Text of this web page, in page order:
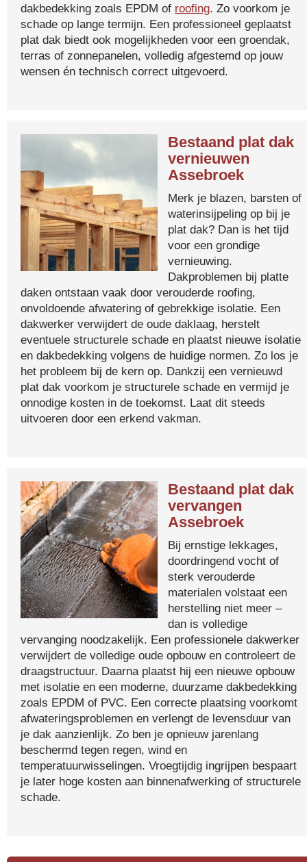
dakbedekking zoals EPDM of roofing. Zo voorkom je
schade op lange termijn. Een professioneel geplaatst
plat dak biedt ook mogelijkheden voor een groendak,
terras of zonnepanelen, volledig afgestemd op jouw
wensen én technisch correct uitgevoerd.
Bestaand plat dak
vernieuwen
Assebroek
Merk je blazen, barsten of
waterinsijpeling op bij je
plat dak? Dan is het tijd
voor een grondige
vernieuwing.
Dakproblemen bij platte
daken ontstaan vaak door verouderde roofing,
onvoldoende afwatering of gebrekkige isolatie. Een
dakwerker verwijdert de oude daklaag, herstelt
eventuele structurele schade en plaatst nieuwe isolatie
en dakbedekking volgens de huidige normen. Zo los je
het probleem bij de kern op. Dankzij een vernieuwd
plat dak voorkom je structurele schade en vermijd je
onnodige kosten in de toekomst. Laat dit steeds
uitvoeren door een erkend vakman.
Bestaand plat dak
vervangen
Assebroek
Bij ernstige lekkages,
doordringend vocht of
sterk verouderde
materialen volstaat een
herstelling niet meer –
dan is volledige
vervanging noodzakelijk. Een professionele dakwerker
verwijdert de volledige oude opbouw en controleert de
draagstructuur. Daarna plaatst hij een nieuwe opbouw
met isolatie en een moderne, duurzame dakbedekking
zoals EPDM of PVC. Een correcte plaatsing voorkomt
afwateringsproblemen en verlengt de levensduur van
je dak aanzienlijk. Zo ben je opnieuw jarenlang
beschermd tegen regen, wind en
temperatuurwisselingen. Vroegtijdig ingrijpen bespaart
je later hoge kosten aan binnenafwerking of structurele
schade.